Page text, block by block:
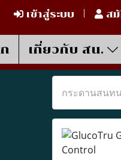
เข้าสู่ระบบ สมั
เกี่ยวกับ สน.
กระดานสนท